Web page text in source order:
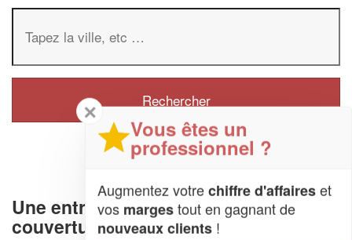
Une entreprise de charpente et
couverture à Angres (62143)
✕
Vous êtes un
professionnel ?
Augmentez votrechiffre d'affaireset
vos margestout en gagnant de
nouveaux clients !